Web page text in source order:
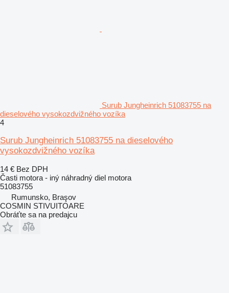
Surub Jungheinrich 51083755 na
dieselového vysokozdvižného vozíka
4
Surub Jungheinrich 51083755 na dieselového
vysokozdvižného vozíka
14 € Bez DPH
Časti motora - iný náhradný diel motora
51083755
Rumunsko, Braşov
COSMIN STIVUITOARE
Obráťte sa na predajcu